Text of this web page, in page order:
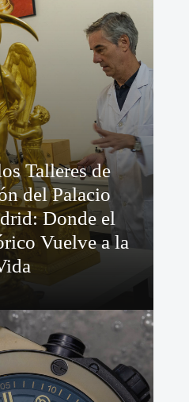
Talleres de
del Palacio
Donde el
Vuelve a la